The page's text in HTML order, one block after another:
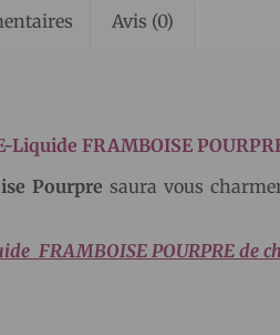
Avis (0)
Liquide FRAMBOISE
Pourpre saura vous
FRAMBOISE POURPRE de